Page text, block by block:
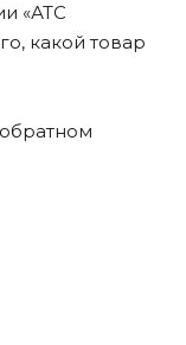
«АТС
какой товар